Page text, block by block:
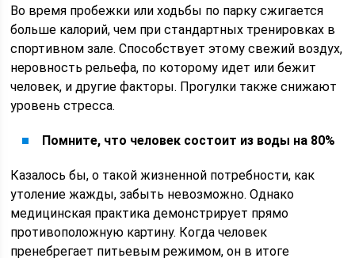
Во время пробежки или ходьбы по парку сжигается
больше калорий, чем при стандартных тренировках в
спортивном зале. Способствует этому свежий воздух,
неровность рельефа, по которому идет или бежит
человек, и другие факторы. Прогулки также снижают
уровень стресса.
Помните, что человек состоит из воды на 80%
Казалось бы, о такой жизненной потребности, как
утоление жажды, забыть невозможно. Однако
медицинская практика демонстрирует прямо
противоположную картину. Когда человек
пренебрегает питьевым режимом, он в итоге